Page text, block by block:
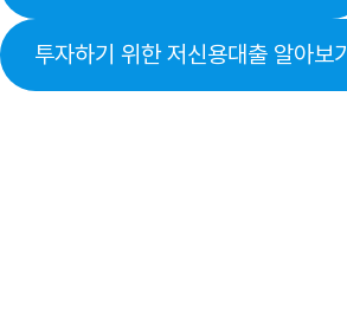
투자하기 위한 저신용대출 알아보기